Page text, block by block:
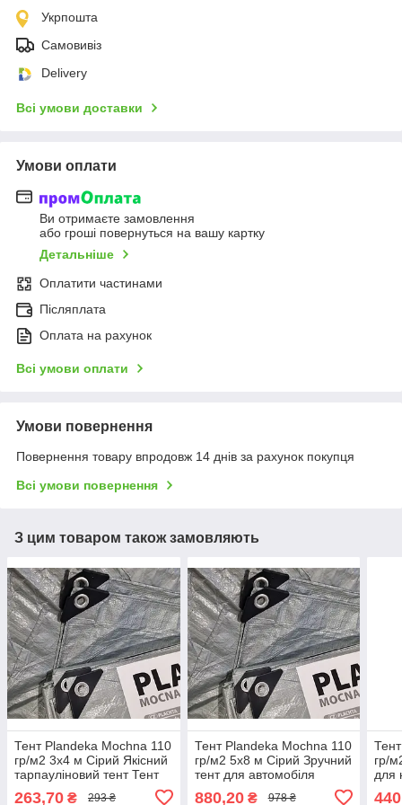
Укрпошта
Самовивіз
Delivery
Всі умови доставки
Умови оплати
Ви отримаєте замовлення
або гроші повернуться на вашу картку
Детальніше
Оплатити частинами
Післяплата
Оплата на рахунок
Всі умови оплати
Умови повернення
Повернення товару впродовж 14 днів за рахунок покупця
Всі умови повернення
З цим товаром також замовляють
Тент Plandeka Мосhnа 110
гр/м2 3х4 м Сірий Якісний
тарпауліновий тент Тент
263,70 ₴ 293 ₴
Тент Plandeka Мосhnа 110
гр/м2 5х8 м Сірий Зручний
тент для автомобіля
880,20₴ 978 ₴
гр/
для